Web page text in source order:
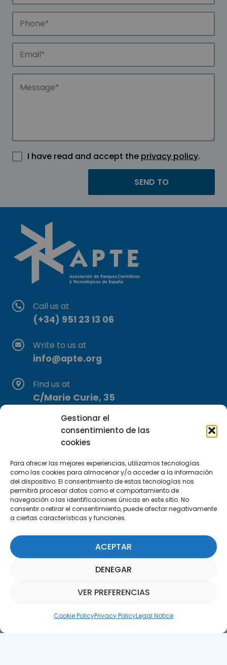
Gestionar el
consentimiento de las
cookies
Para ofrecer las mejores experiencias, utilizamos tecnologías
como las cookies para almacenar y/o acceder a la información
del dispositivo. El consentimiento de estas tecnologías nos
permitirá procesar datos como el comportamiento de
navegación o las identificaciones únicas en este sitio. No
consentir o retirar el consentimiento, puede afectar negativamente
a ciertas características y funciones.
ACEPTAR
DENEGAR
VER PREFERENCIAS
Cookie PolicyPrivacy PolicyLegal Notice
I have read and accept the privacy policy.
Call us at
(+34) 951 23 13 06
Write to us at
info@apte.org
Find us at
C/Marie Curie, 35
29590 Campanillas, Málaga
Subscribe to our Newsletter
SUBSCRIBE HERE